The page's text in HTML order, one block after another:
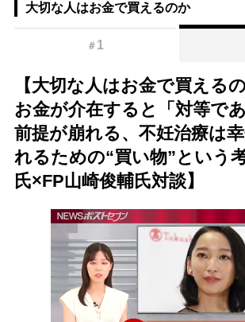
大切な人はお金で買えるのか
＃ 1
【大切な人はお金で買える
お金が介在すると「対等で
前提が崩れる、不妊治療は
れるための“買い物”という
氏×FP山崎俊輔氏対談】